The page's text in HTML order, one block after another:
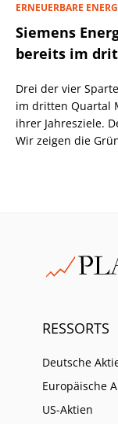
ERNEUERBARE
Siemens
bereits im
Drei der vier
im dritten Quartal
ihrer Jahresziele.
Wir zeigen die
RESSORTS
Deutsche
Europäische
US-Aktien